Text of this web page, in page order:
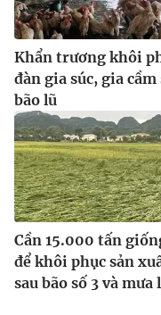
Khẩn trương khôi
đàn gia súc, gia cầm
bão lũ
Cần 15.000 tấn
để khôi phục sản
sau bão số 3 và mưa